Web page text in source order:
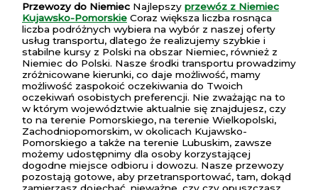
Przewozy do Niemiec Najlepszy przewóz z Niemiec
Kujawsko-Pomorskie Coraz większa liczba rosnąca
liczba podróżnych wybiera na wybór z naszej oferty
usług transportu, dlatego że realizujemy szybkie i
stabilne kursy z Polski na obszar Niemiec, również z
Niemiec do Polski. Nasze środki transportu prowadzimy
zróżnicowane kierunki, co daje możliwość, mamy
możliwość zaspokoić oczekiwania do Twoich
oczekiwań osobistych preferencji. Nie zważając na to
w którym województwie aktualnie się znajdujesz, czy
to na terenie Pomorskiego, na terenie Wielkopolski,
Zachodniopomorskim, w okolicach Kujawsko-
Pomorskiego a także na terenie Lubuskim, zawsze
możemy udostępnimy dla osoby korzystającej
dogodne miejsce odbioru i dowozu. Nasze przewozy
pozostają gotowe, aby przetransportować, tam, dokąd